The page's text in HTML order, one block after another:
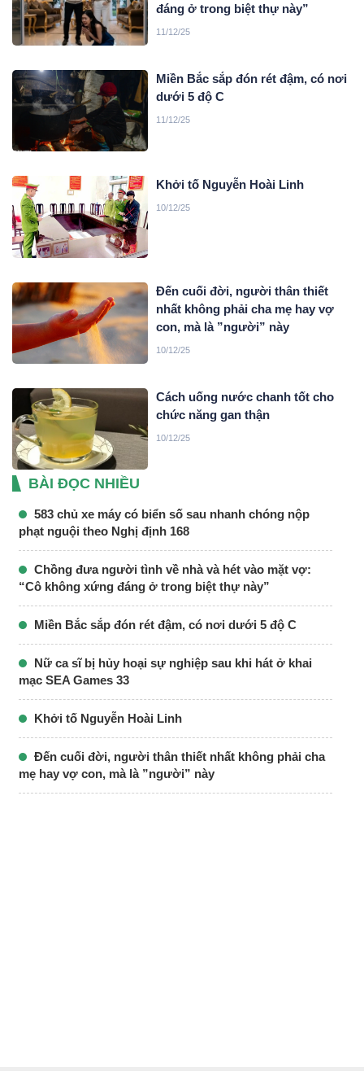
đáng ở trong biệt thự này”
11/12/25
Miền Bắc sắp đón rét đậm, có nơi
dưới 5 độ C
11/12/25
Khởi tố Nguyễn Hoài Linh
10/12/25
Đến cuối đời, người thân thiết
nhất không phải cha mẹ hay vợ
con, mà là ”người” này
10/12/25
Cách uống nước chanh tốt cho
chức năng gan thận
10/12/25
BÀI ĐỌC NHIỀU
583 chủ xe máy có biển số sau nhanh chóng nộp
phạt nguội theo Nghị định 168
Chồng đưa người tình về nhà và hét vào mặt vợ:
“Cô không xứng đáng ở trong biệt thự này”
Miền Bắc sắp đón rét đậm, có nơi dưới 5 độ C
Nữ ca sĩ bị hủy hoại sự nghiệp sau khi hát ở khai
mạc SEA Games 33
Khởi tố Nguyễn Hoài Linh
Đến cuối đời, người thân thiết nhất không phải cha
mẹ hay vợ con, mà là ”người” này